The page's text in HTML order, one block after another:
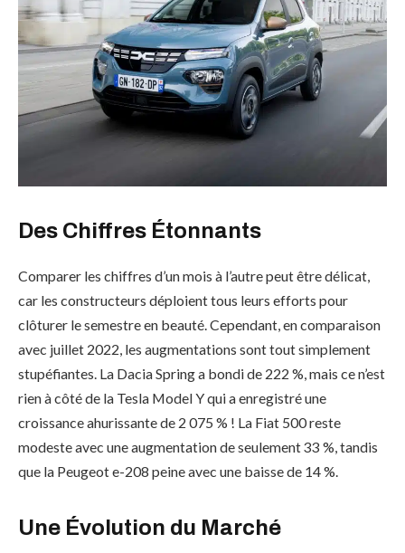
Des Chiffres Étonnants
Comparer les chiffres d’un mois à l’autre peut être délicat,
car les constructeurs déploient tous leurs efforts pour
clôturer le semestre en beauté. Cependant, en comparaison
avec juillet 2022, les augmentations sont tout simplement
stupéfiantes. La Dacia Spring a bondi de 222 %, mais ce n’est
rien à côté de la Tesla Model Y qui a enregistré une
croissance ahurissante de 2 075 % ! La Fiat 500 reste
modeste avec une augmentation de seulement 33 %, tandis
que la Peugeot e-208 peine avec une baisse de 14 %.
Une Évolution du Marché